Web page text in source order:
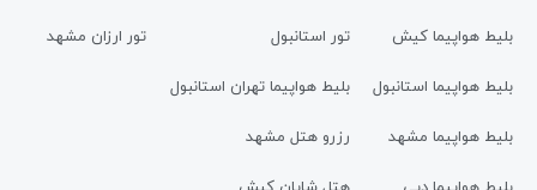
بلیط هواپیما کیش
بلیط هواپیما استانبول
بلیط هواپیما مشهد
تور استانبول
بلیط هواپیما تهران استانبول
رزرو هتل مشهد
تور ارزان مشهد